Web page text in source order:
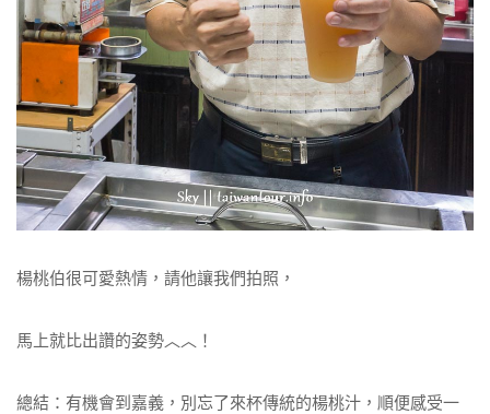
楊桃伯很可愛熱情，請他讓我們拍照，
馬上就比出讚的姿勢︿︿！
總結：有機會到嘉義，別忘了來杯傳統的楊桃汁，順便感受一